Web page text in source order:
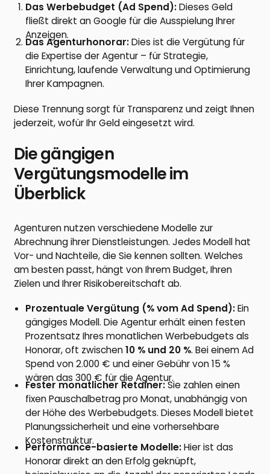
Das Werbebudget (Ad Spend):Dieses Geld
fließt direkt an Google für die Ausspielung Ihrer
Anzeigen.
Das Agenturhonorar:Dies ist die Vergütung für
die Expertise der Agentur – für Strategie,
Einrichtung, laufende Verwaltung und Optimierung
Ihrer Kampagnen.
Diese Trennung sorgt für Transparenz und zeigt Ihnen
jederzeit, wofür Ihr Geld eingesetzt wird.
Die gängigen
Vergütungsmodelle im
Überblick
Agenturen nutzen verschiedene Modelle zur
Abrechnung ihrer Dienstleistungen. Jedes Modell hat
Vor- und Nachteile, die Sie kennen sollten. Welches
am besten passt, hängt von Ihrem Budget, Ihren
Zielen und Ihrer Risikobereitschaft ab.
Prozentuale Vergütung (% vom Ad Spend):Ein
gängiges Modell. Die Agentur erhält einen festen
Prozentsatz Ihres monatlichen Werbebudgets als
Honorar, oft zwischen10 % und 20 %. Bei einem Ad
Spend von 2.000 € und einer Gebühr von 15 %
wären das 300 € für die Agentur.
Fester monatlicher Retainer:Sie zahlen einen
fixen Pauschalbetrag pro Monat, unabhängig von
der Höhe des Werbebudgets. Dieses Modell bietet
Planungssicherheit und eine vorhersehbare
Kostenstruktur.
Performance-basierte Modelle:Hier ist das
Honorar direkt an den Erfolg geknüpft,